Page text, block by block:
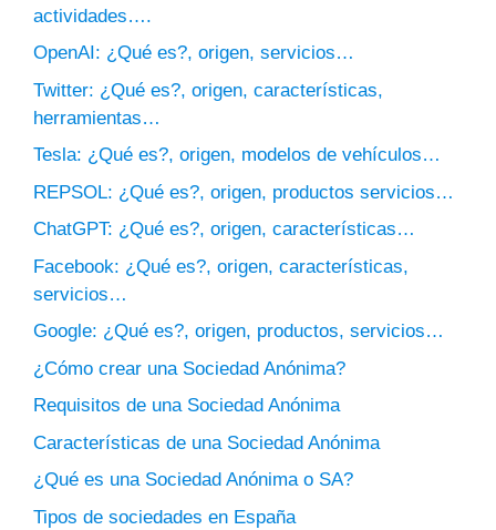
actividades….
OpenAI: ¿Qué es?, origen, servicios…
Twitter: ¿Qué es?, origen, características,
herramientas…
Tesla: ¿Qué es?, origen, modelos de vehículos…
REPSOL: ¿Qué es?, origen, productos servicios…
ChatGPT: ¿Qué es?, origen, características…
Facebook: ¿Qué es?, origen, características,
servicios…
Google: ¿Qué es?, origen, productos, servicios…
¿Cómo crear una Sociedad Anónima?
Requisitos de una Sociedad Anónima
Características de una Sociedad Anónima
¿Qué es una Sociedad Anónima o SA?
Tipos de sociedades en España